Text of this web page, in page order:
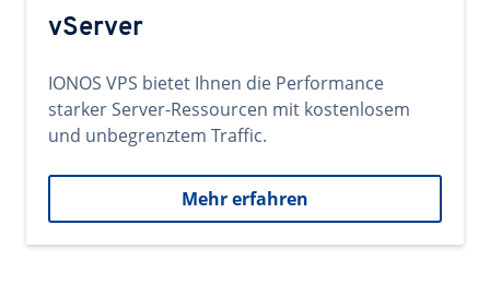
vServer
IONOS VPS bietet Ihnen die Performance
starker Server-Ressourcen mit kostenlosem
und unbegrenztem Traffic.
Mehr erfahren